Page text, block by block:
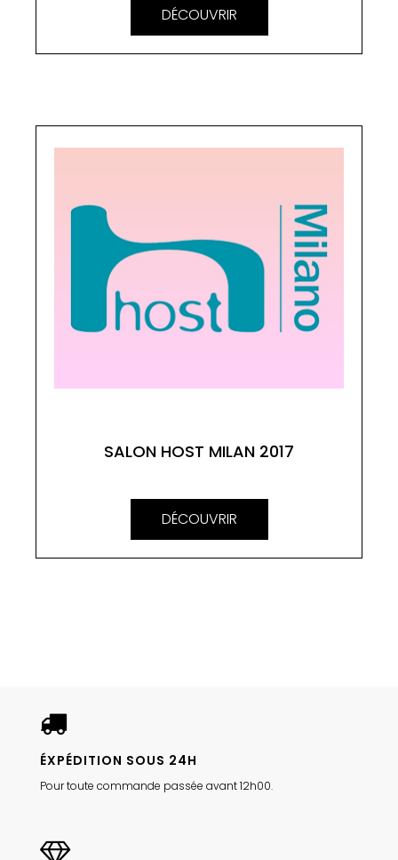
DÉCOUVRIR
SALON HOST MILAN 2017
DÉCOUVRIR
ÉXPÉDITION SOUS 24H
Pour toute commande passée avant 12h00.